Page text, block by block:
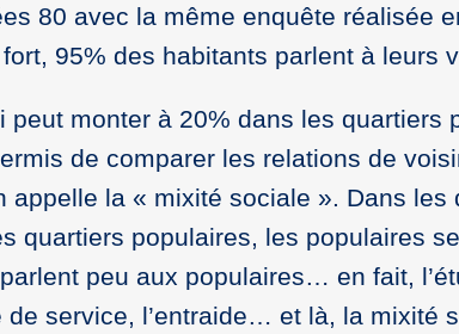
80 avec la même enquête réalisée
95% des habitants parlent à leurs
peut monter à 20% dans les
de comparer les relations de
appelle la « mixité sociale ». Dans
quartiers populaires, les populaires
peu aux populaires… en fait,
service, l’entraide… et là, la mixité